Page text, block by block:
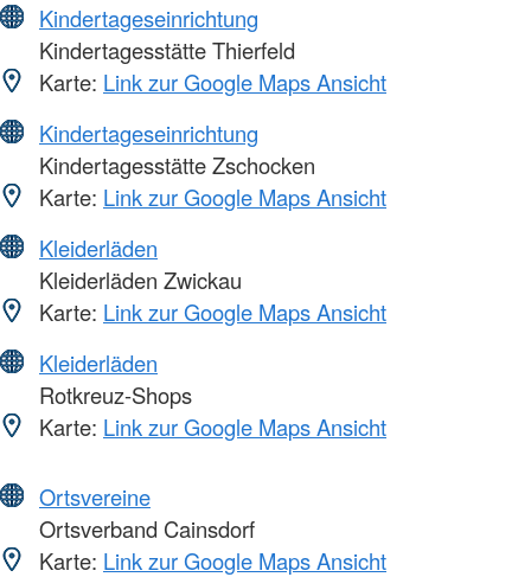
Kindertageseinrichtung
Kindertagesstätte Thierfeld
Karte: Link zur Google Maps Ansicht
Kindertageseinrichtung
Kindertagesstätte Zschocken
Karte: Link zur Google Maps Ansicht
Kleiderläden
Kleiderläden Zwickau
Karte: Link zur Google Maps Ansicht
Kleiderläden
Rotkreuz-Shops
Karte: Link zur Google Maps Ansicht
Ortsvereine
Ortsverband Cainsdorf
Karte: Link zur Google Maps Ansicht